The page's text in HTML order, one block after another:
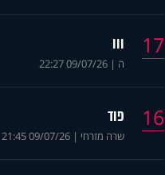
17 ווו
ה |
09/07/26 22:27
16 פוד
שרה מזרחי |
09/07/26 21:45